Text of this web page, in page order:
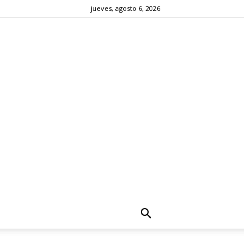
jueves, agosto 6, 2026